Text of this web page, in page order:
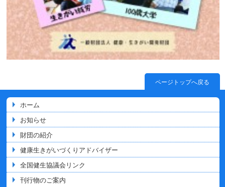
ページトップへ戻る
ホーム
お知らせ
財団の紹介
健康生きがいづくりアドバイザー
全国健生協議会リンク
刊行物のご案内